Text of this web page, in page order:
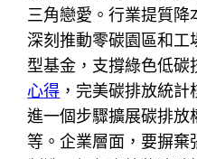
三角戀愛。行業提質降
深刻推動零碳園區和工
型基金，支撐綠色低碳
心得 ，完美碳排放統計
進一個步驟擴展碳排放
等。企業層面，要摒